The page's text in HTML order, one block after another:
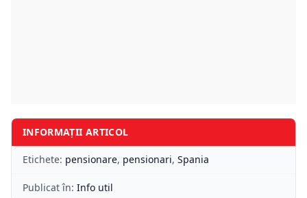
INFORMAȚII ARTICOL
Etichete: pensionare, pensionari, Spania
Publicat în: Info util